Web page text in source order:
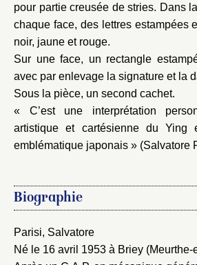
pour partie creusée de stries. Dans
chaque face, des lettres estampées
noir, jaune et rouge.
Sur une face, un rectangle
avec par enlevage la signature et la
Sous la pièce, un second cachet.
« C’est une interprétation
artistique et cartésienne du Ying
emblématique japonais » (Salvatore
Biographie
Parisi, Salvatore
Né le 16 avril 1953 à Briey (Meurthe-